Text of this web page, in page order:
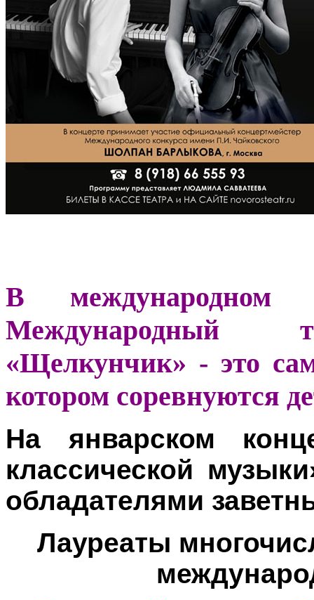
В международном
Международный
«Щелкунчик» - это
котором соревнуются
На январском
классической
обладателями
Лауреаты